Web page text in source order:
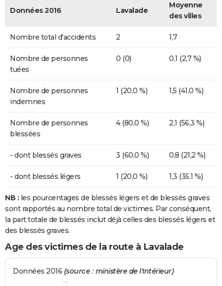
Données 2016 Lavalade
Moyenne
des villes
Nombre total d'accidents 2 1,7
Nombre de personnes
tuées
0 (0) 0,1 (2,7 %)
Nombre de personnes
indemnes
1 (20,0 %) 1,5 (41,0 %)
Nombre de personnes
blessées
4 (80,0 %) 2,1 (56,3 %)
- dont blessés graves 3 (60,0 %) 0,8 (21,2 %)
- dont blessés légers 1 (20,0 %) 1,3 (35,1 %)
NB : les pourcentages de blessés légers et de blessés graves
sont rapportés au nombre total de victimes. Par conséquent,
la part totale de blessés inclut déjà celles des blessés légers et
des blessés graves.
Age des victimes de la route à Lavalade
Données 2016 (source : ministère de l'Intérieur)